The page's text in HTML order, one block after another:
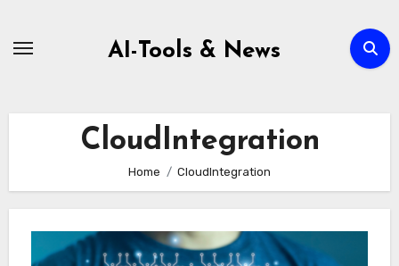
AI-Tools & News
CloudIntegration
Home CloudIntegration